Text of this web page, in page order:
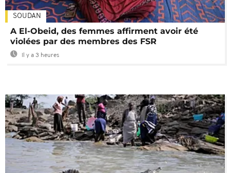
SOUDAN
A El-Obeid, des femmes affirment avoir été
violées par des membres des FSR
Il y a 3 heures